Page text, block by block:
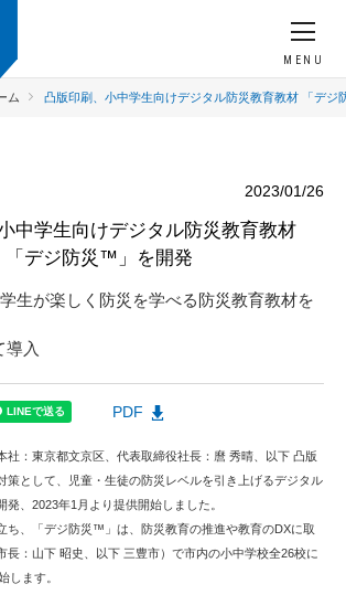
MENU
ム 凸版印刷、小中学生向けデジタル防災教育教材 「デ
2023/01/26
中学生向けデジタル防災教育教材
「デジ防災™」を開発
生が楽しく防災を学べる防災教育教材を
導入
PDF
：東京都文京区、代表取締役社長：麿 秀晴、以下 凸版
策として、児童・生徒の防災レベルを引き上げるデジタル
、2023年1月より提供開始しました。
ち、「デジ防災™」は、防災教育の推進や教育のDXに取
長：山下 昭史、以下 三豊市）で市内の小中学校全26校に
します。